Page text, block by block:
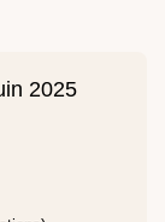
2025